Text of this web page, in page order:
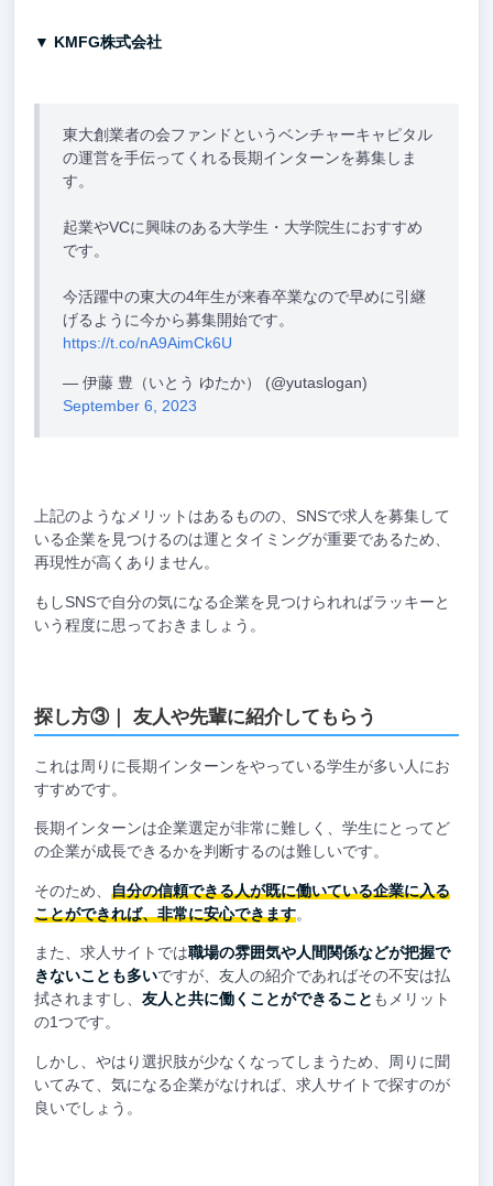
▼ KMFG株式会社
東大創業者の会ファンドというベンチャーキャピタル
の運営を手伝ってくれる長期インターンを募集しま
す。
起業やVCに興味のある大学生・大学院生におすすめ
です。
今活躍中の東大の4年生が来春卒業なので早めに引継
げるように今から募集開始です。
https://t.co/nA9AimCk6U
— 伊藤 豊（いとう ゆたか） (@yutaslogan)
September 6, 2023
上記のようなメリットはあるものの、SNSで求人を募集して
いる企業を見つけるのは運とタイミングが重要であるため、
再現性が高くありません。
もしSNSで自分の気になる企業を見つけられればラッキーと
いう程度に思っておきましょう。
探し方③｜ 友人や先輩に紹介してもらう
これは周りに長期インターンをやっている学生が多い人にお
すすめです。
長期インターンは企業選定が非常に難しく、学生にとってど
の企業が成長できるかを判断するのは難しいです。
そのため、 自分の信頼できる人が既に働いている企業に入る
ことができれば、非常に安心できます。
また、求人サイトでは職場の雰囲気や人間関係などが把握で
きないことも多いですが、友人の紹介であればその不安は払
拭されますし、 友人と共に働くことができること もメリット
の1つです。
しかし、やはり選択肢が少なくなってしまうため、周りに聞
いてみて、気になる企業がなければ、求人サイトで探すのが
良いでしょう。